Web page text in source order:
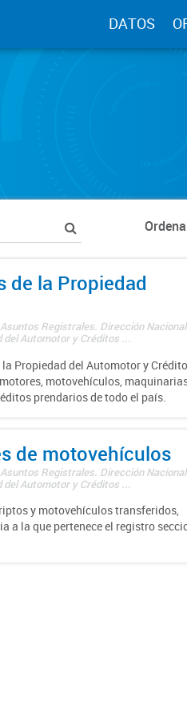
DATOS
de la Propiedad
Registrales. Dirección
del Automotor y Créditos ...
Propiedad del Automotor y
motovehículos,
prendarios de todo el país.
de motovehículos
Registrales. Dirección
del Automotor y Créditos ...
y motovehículos transferidos,
a la que pertenece el registro